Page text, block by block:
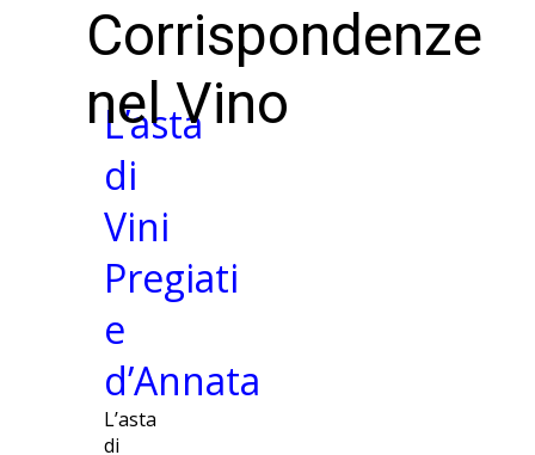
Corrispondenze
nel Vino
L’asta
di
Vini
Pregiati
e
d’Annata
L’asta
di